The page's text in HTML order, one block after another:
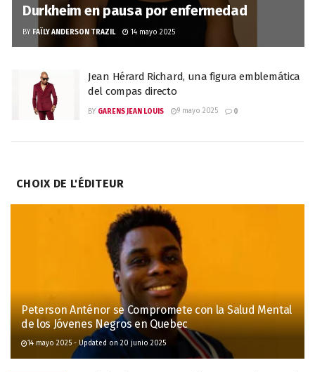
Durkheim en pausa por enfermedad
BY FAÏLY ANDERSON TRAZIL 14 mayo 2025
Jean Hérard Richard, una figura emblemática
del compas directo
BY GARENS JEAN LOUIS 9 mayo 2025 0
CHOIX DE L'ÉDITEUR
Peterson Anténor se Compromete con la Salud Mental
de los Jóvenes Negros en Quebec
14 mayo 2025 - Updated on 20 junio 2025